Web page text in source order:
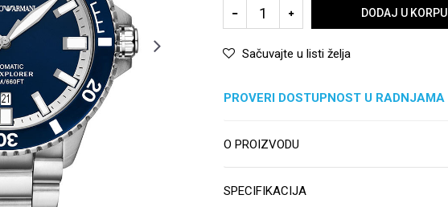
DODAJ U KORPU
Sačuvajte u listi želja
PROVERI DOSTUPNOST U RADNJAMA
O PROIZVODU
SPECIFIKACIJA